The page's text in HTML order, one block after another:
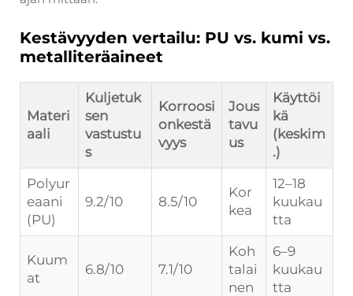
Kestävyyden vertailu: PU vs. kumi vs.
metalliteräaineet
Materi
aali
Kuljetuk
sen
vastustu
s
Korroosi
onkestä
vyys
Jous
tavu
us
Käyttöi
kä
(keskim
.)
Polyur
eaani
(PU)
9.2/10 8.5/10
Kor
kea
12–18
kuukau
tta
Kuum
at
6.8/10 7.1/10
Koh
talai
nen
6–9
kuukau
tta